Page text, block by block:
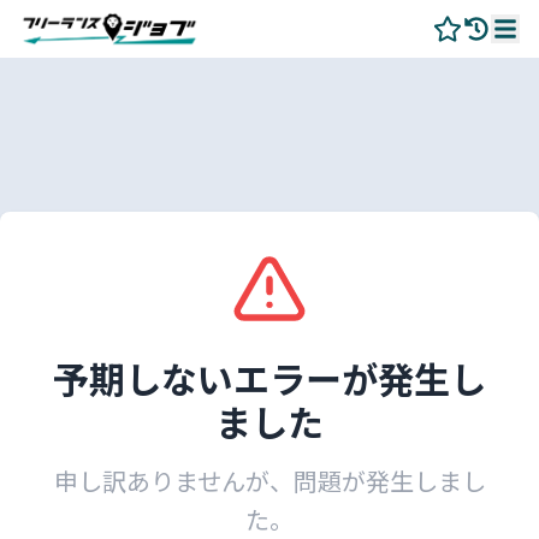
予期しないエラーが発生し
ました
申し訳ありませんが、問題が発生しまし
た。